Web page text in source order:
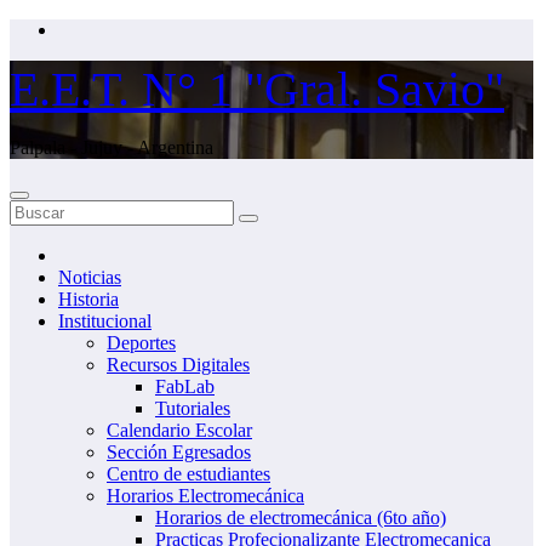
Saltar
contenido
E.E.T. N° 1 "Gral. Savio"
Palpala - Jujuy - Argentina
Noticias
Historia
Institucional
Deportes
Recursos Digitales
FabLab
Tutoriales
Calendario Escolar
Sección Egresados
Centro de estudiantes
Horarios Electromecánica
Horarios de electromecánica (6to año)
Practicas Profecionalizante Electromecanica